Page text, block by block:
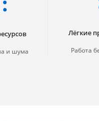
и шума
Лёгкие
Работа